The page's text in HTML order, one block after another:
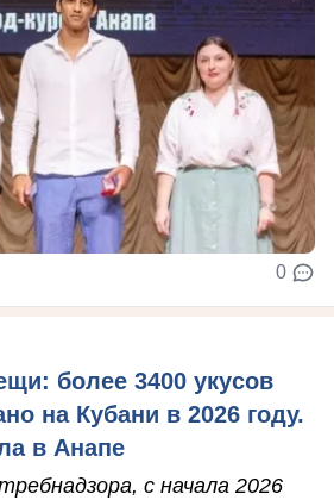
0
более 3400 укусов
на Кубани в 2026 году.
в Анапе
с начала 2026